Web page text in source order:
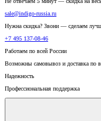
sale@indigo-russia.ru
Нужна скидка? Звони — сделаем
+7 495 137-08-46
Работаем по всей России
Возможны самовывоз и доставка по
Надежность
Профессиональная поддержка